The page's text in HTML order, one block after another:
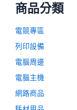
商品分類
電競專區
列印設備
電腦周邊
電腦主機
網路商品